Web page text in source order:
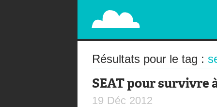
PAPERPLANE
STREET, AMBIENT, GUÉRILLA MARKETING
Résultats pour le tag :
SEAT pour survivre
19 Déc 2012